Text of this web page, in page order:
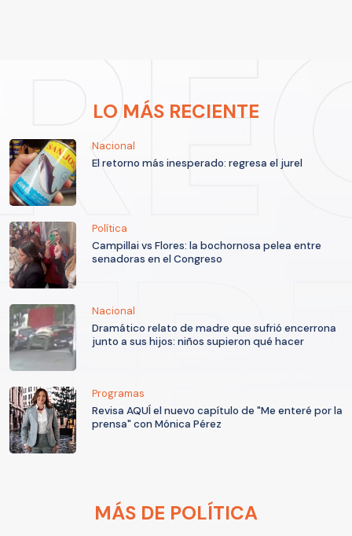
LO MÁS RECIENTE
Nacional
El retorno más inesperado: regresa el jurel
Política
Campillai vs Flores: la bochornosa pelea entre
senadoras en el Congreso
Nacional
Dramático relato de madre que sufrió encerrona
junto a sus hijos: niños supieron qué hacer
Programas
Revisa AQUÍ el nuevo capítulo de "Me enteré por la
prensa" con Mónica Pérez
MÁS DE POLÍTICA